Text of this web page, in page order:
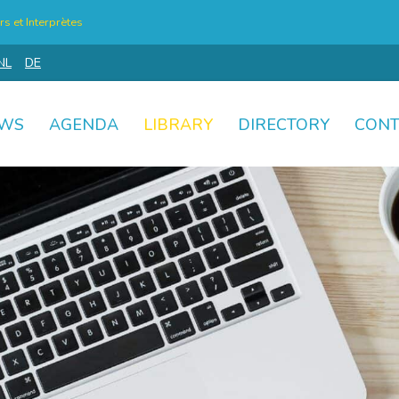
et Interprètes
DE
AGENDA LIBRARY DIRECTORY